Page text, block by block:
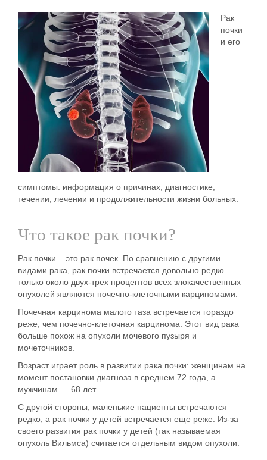
Рак
почки
и его
симптомы: информация о причинах, диагностике,
течении, лечении и продолжительности жизни больных.
Что такое рак почки?
Рак почки – это рак почек. По сравнению с другими
видами рака, рак почки встречается довольно редко –
только около двух-трех процентов всех злокачественных
опухолей являются почечно-клеточными карциномами.
Почечная карцинома малого таза встречается гораздо
реже, чем почечно-клеточная карцинома. Этот вид рака
больше похож на опухоли мочевого пузыря и
мочеточников.
Возраст играет роль в развитии рака почки: женщинам на
момент постановки диагноза в среднем 72 года, а
мужчинам — 68 лет.
С другой стороны, маленькие пациенты встречаются
редко, а рак почки у детей встречается еще реже. Из-за
своего развития рак почки у детей (так называемая
опухоль Вильмса) считается отдельным видом опухоли.